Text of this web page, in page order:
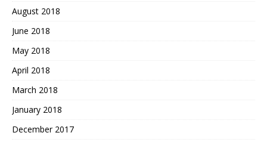
August 2018
June 2018
May 2018
April 2018
March 2018
January 2018
December 2017